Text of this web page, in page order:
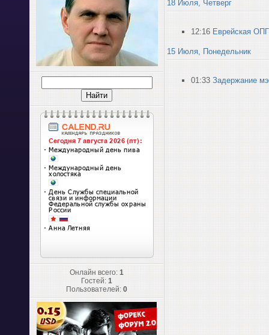
Онлайн всего: 1
Гостей: 1
Пользователей: 0
18 Июля, Четверг
12:16 Еврейская
15 Июля, Понедельник
01:33 Задержание